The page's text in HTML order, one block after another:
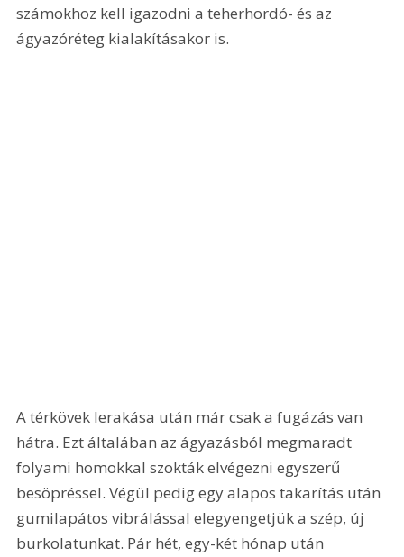
számokhoz kell igazodni a teherhordó- és az
ágyazóréteg kialakításakor is.
A térkövek lerakása után már csak a fugázás van
hátra. Ezt általában az ágyazásból megmaradt
folyami homokkal szokták elvégezni egyszerű
besöpréssel. Végül pedig egy alapos takarítás után
gumilapátos vibrálással elegyengetjük a szép, új
burkolatunkat. Pár hét, egy-két hónap után